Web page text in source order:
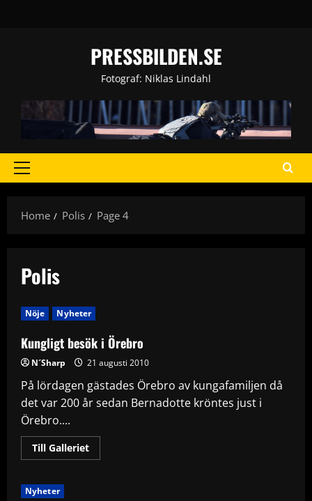
PRESSBILDEN.SE
Fotograf: Niklas Lindahl
Primary
Home
Polis Page 4
Polis
Nöje Nyheter
Kungligt besök i Örebro
N´Sharp 21 augusti 2010
På lördagen gästades Örebro av kungafamiljen då
det var 200 år sedan Bernadotte kröntes just i
Örebro....
Till GallerietRead
more
Nyheter